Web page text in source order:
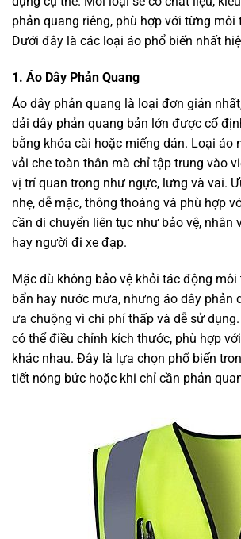
phản quang riêng, phù hợp với từng môi
Dưới đây là các loại áo phổ biến nhất
1. Áo Dây Phản Quang
Áo dây phản quang là loại đơn giản
dải dây phản quang bản lớn được cố
bằng khóa cài hoặc miếng dán. Loại áo
vải che toàn thân mà chỉ tập trung vào
vị trí quan trọng như ngực, lưng và vai.
nhẹ, dễ mặc, thông thoáng và phù hợp
cần di chuyển liên tục như bảo vệ, nhân
hay người đi xe đạp.
Mặc dù không bảo vệ khỏi tác động
bẩn hay nước mưa, nhưng áo dây phản
ưa chuộng vì chi phí thấp và dễ sử
có thể điều chỉnh kích thước, phù hợp
khác nhau. Đây là lựa chọn phổ biến
tiết nóng bức hoặc khi chỉ cần phản